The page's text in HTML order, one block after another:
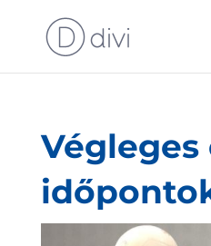
Végleges